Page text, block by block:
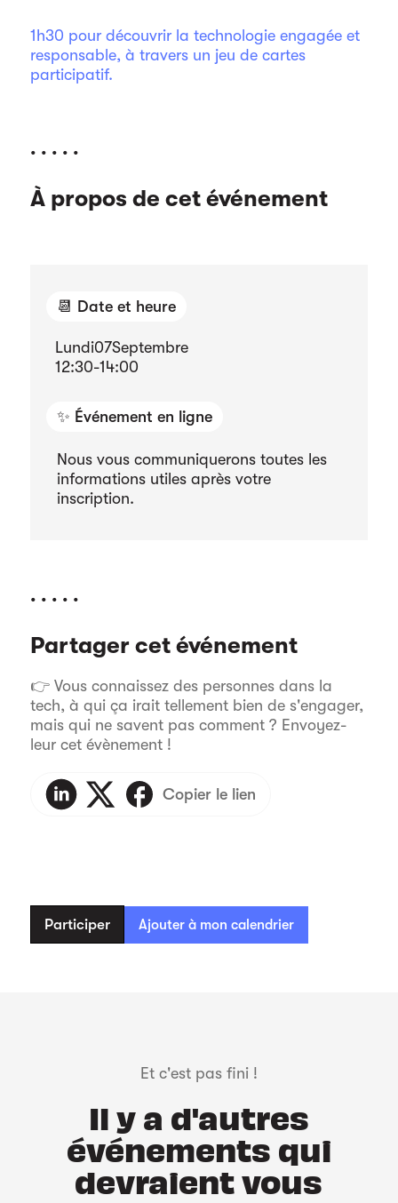
1h30 pour découvrir la technologie engagée et
responsable, à travers un jeu de cartes
participatif.
. . . . .
À propos de cet événement
📆 Date et heure
Lundi07Septembre
12:30-14:00
✨ Événement en ligne
Nous vous communiquerons toutes les
informations utiles après votre
inscription.
. . . . .
Partager cet événement
👉 Vous connaissez des personnes dans la
tech, à qui ça irait tellement bien de s'engager,
mais qui ne savent pas comment ? Envoyez-
leur cet évènement !
Copier le lien
Participer Ajouter à mon calendrier
Et c'est pas fini !
Il y a d'autres
événements qui
devraient vous